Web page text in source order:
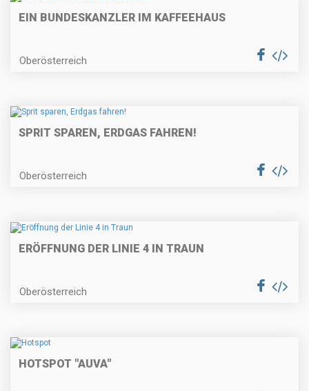
EIN BUNDESKANZLER IM KAFFEEHAUS
Oberösterreich
SPRIT SPAREN, ERDGAS FAHREN!
Oberösterreich
ERÖFFNUNG DER LINIE 4 IN TRAUN
Oberösterreich
HOTSPOT "AUVA"